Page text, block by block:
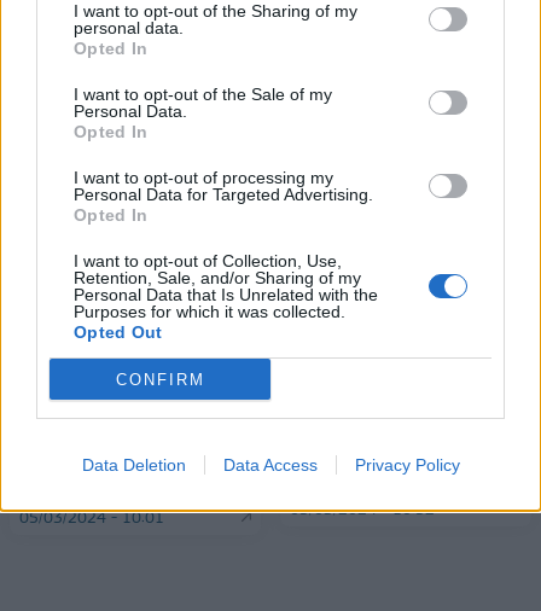
I want to opt-out of the Sharing of my
personal data.
Opted In
I want to opt-out of the Sale of my
Personal Data.
Opted In
I want to opt-out of processing my
Personal Data for Targeted Advertising.
Opted In
I want to opt-out of Collection, Use,
Retention, Sale, and/or Sharing of my
Personal Data that Is Unrelated with the
Purposes for which it was collected.
Opted Out
CONFIRM
Data Deletion Data Access Privacy Policy
Alpha Bank: Για πρώτη φορά το Αρχαίο Θέατρο Επιδαύρου άνοιξε τις
πύλες του σε όλους
ΠΕΡΙΣΣΌΤΕΡΑ ΣΕ ΑΥΤΉ ΤΗΝ ΚΑΤΗΓΟΡΊΑ
ΤΕΕ - Στασινός για εκτός
εκατομμύριο Έλληνες δεν
θα μπορούν να χτίσουν
05/03/2024 - 10:01
Ευρωαγορές: Με οριακές
συναλλαγών
05/03/2024 - 10:52